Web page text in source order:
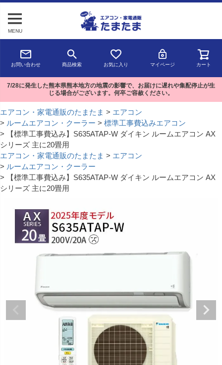
MENU
お問い合わせ 商品検索 お気に入り マイページ カート
7/28に発生した熊本県熊本地方の地震の影響で、お届けに遅れや集配停止が生
じる場合がございます。何卒ご容赦ください。
エアコン・家電通販のたまたま
エアコン
ルームエアコン・クーラー
標準工事費込みエアコン
【標準工事費込み】S635ATAP-W ダイキン ルームエアコン AX
シリーズ 主に20畳用
エアコン・家電通販のたまたま
エアコン
ルームエアコン・クーラー
【標準工事費込み】S635ATAP-W ダイキン ルームエアコン AX
シリーズ 主に20畳用